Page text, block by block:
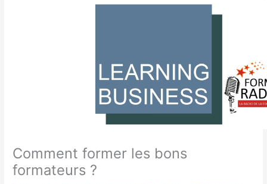
Comment former les bons
formateurs ?